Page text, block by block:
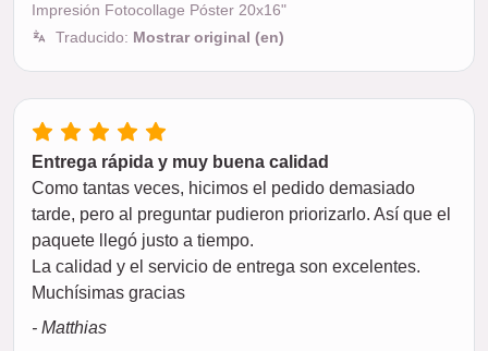
Impresión Fotocollage Póster 20x16"
Traducido: Mostrar original (en)
Entrega rápida y muy buena calidad
Como tantas veces, hicimos el pedido demasiado
tarde, pero al preguntar pudieron priorizarlo. Así que el
paquete llegó justo a tiempo.
La calidad y el servicio de entrega son excelentes.
Muchísimas gracias
- Matthias